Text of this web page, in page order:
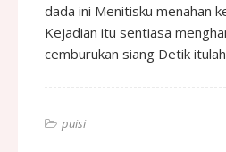
dada ini Menitisku menahan
Kejadian itu sentiasa
cemburukan siang Detik
puisi